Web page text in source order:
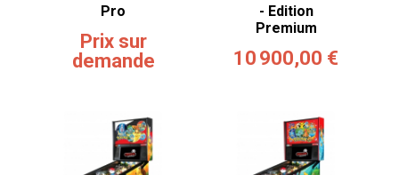
Pro
Prix sur
demande
- Edition
Premium
10 900,00 €